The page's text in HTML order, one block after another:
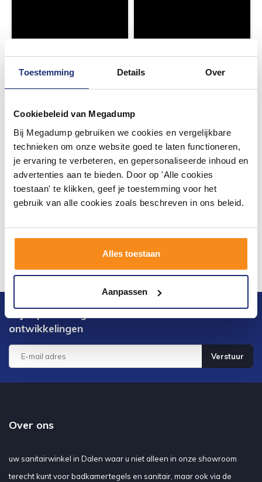
Toestemming Details Over
Cookiebeleid van Megadump
Bij Megadump gebruiken we cookies en vergelijkbare
technieken om onze website goed te laten functioneren,
je ervaring te verbeteren, en gepersonaliseerde inhoud en
advertenties aan te bieden. Door op 'Alle cookies
toestaan' te klikken, geef je toestemming voor het
gebruik van alle cookies zoals beschreven in ons beleid.
Alles toestaan
Aanpassen
ontwikkelingen
Verstuur
Over ons
uw sanitairwinkel in Dalen waar u niet alleen in onze showroom
terecht kunt voor badkamertegels en sanitair, maar ook via de